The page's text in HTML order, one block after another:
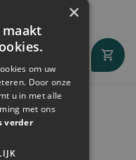
schoenen |
×
maakt
om uw
Door onze
u in met alle
met ons
verder